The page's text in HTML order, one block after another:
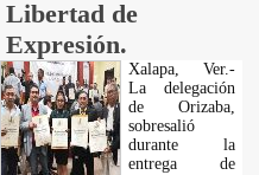
Libertad de
Expresión.
Xalapa, Ver.-
La delegación
de Orizaba,
sobresalió
durante la
entrega de